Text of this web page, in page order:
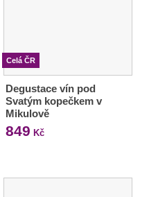
Celá ČR
Degustace vín pod
Svatým kopečkem v
Mikulově
849 Kč